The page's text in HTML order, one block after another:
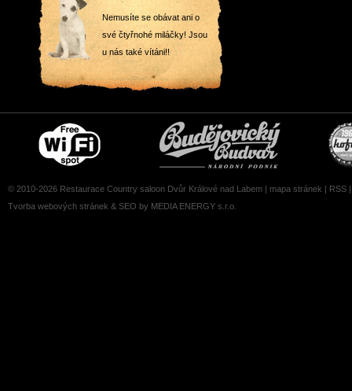
Nemusíte se obávat ani o
své čtyřnohé miláčky! Jsou
u nás také vítáni!!
© 2010-2026 Restaurace Country saloon Dvůr Králové nad Labem | mapa stránek | RSS
Tvorba webových stránek & SEO by MEDIA ENERGY s.r.o.